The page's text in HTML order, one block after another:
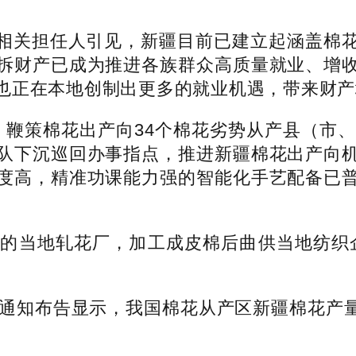
任人引见，新疆目前已建立起涵盖棉
财产已成为推进各族群众高质量就业、增
在本地创制出更多的就业机遇，带来财
棉花出产向34个棉花劣势从产县（市
下沉巡回办事指点，推进新疆棉花出产向
高，精准功课能力强的智能化手艺配备已
轧花厂，加工成皮棉后曲供当地纺织
告显示，我国棉花从产区新疆棉花产